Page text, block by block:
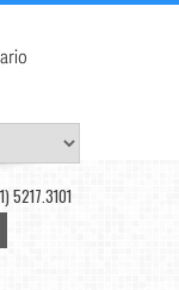
5217.3101